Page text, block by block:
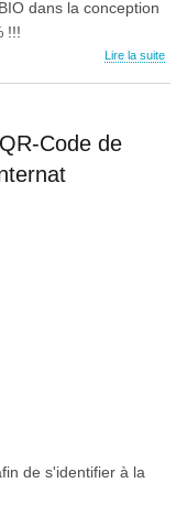
dans la conception
!!!
Lire la suite
Code de
de s'identifier à la